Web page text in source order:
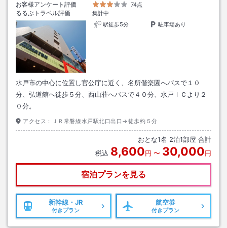
お客様アンケート評価
74点
るるぶトラベル評価
集計中
駅徒歩5分
駐車場あり
水戸市の中心に位置し官公庁に近く、名所偕楽園へバスで１０
分、弘道館へ徒歩５分、西山荘へバスで４０分、水戸ＩＣより２
０分。
アクセス： ＪＲ常磐線水戸駅北口出口→徒歩約５分
おとな1名 2泊1部屋 合計
税込 8,600円 〜 30,000円
宿泊プランを見る
新幹線・JR
付きプラン
航空券
付きプラン